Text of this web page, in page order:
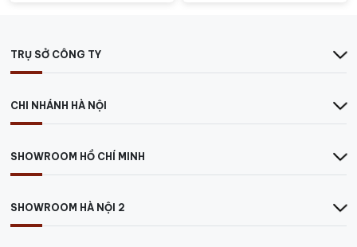
vang này là 15 đến 18 độ C.
TRỤ SỞ CÔNG TY
CHI NHÁNH HÀ NỘI
SHOWROOM HỒ CHÍ MINH
SHOWROOM HÀ NỘI 2